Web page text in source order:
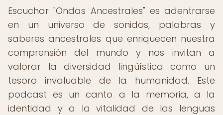
Escuchar "Ondas Ancestrales" es adentrarse
en un universo de sonidos, palabras y
saberes ancestrales que enriquecen nuestra
comprensión del mundo y nos invitan a
valorar la diversidad lingüística como un
tesoro invaluable de la humanidad. Este
podcast es un canto a la memoria, a la
identidad y a la vitalidad de las lenguas